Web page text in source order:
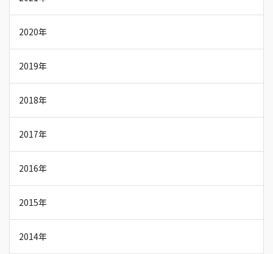
2020年
2019年
2018年
2017年
2016年
2015年
2014年